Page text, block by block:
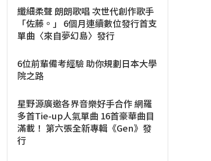
纖細柔聲 朗朗歌唱 次世代創作歌手
「佐藤。」 6個月連續數位發行首支
單曲〈來自夢幻島〉發行
6位前輩備考經驗 助你規劃日本大學
院之路
星野源廣邀各界音樂好手合作 網羅
多首Tie-up人氣單曲 16首豪華曲目
滿載！ 第六張全新專輯《Gen》發
行